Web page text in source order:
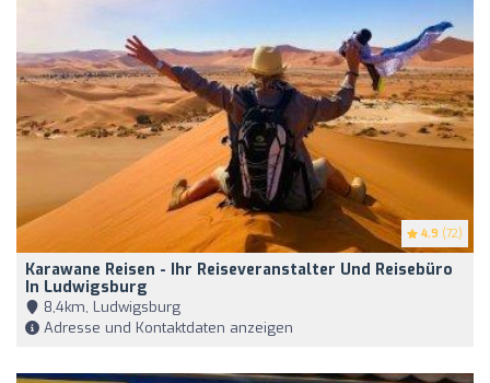
4.9 (72)
Karawane Reisen - Ihr Reiseveranstalter Und Reisebüro
In Ludwigsburg
8,4km, Ludwigsburg
Adresse und Kontaktdaten anzeigen